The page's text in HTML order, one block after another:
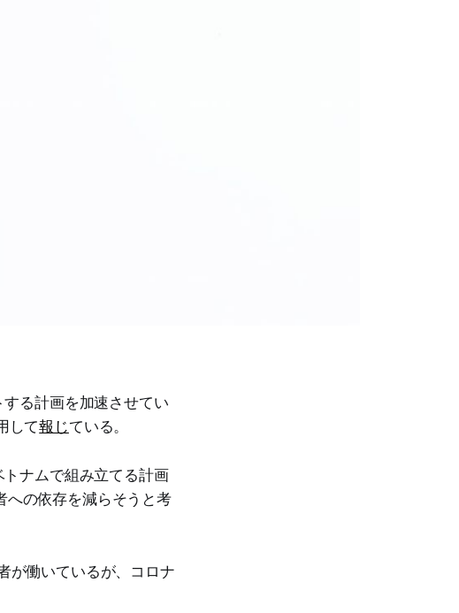
る計画を加速させてい
して報じている。
ナムで組み立てる計画
への依存を減らそうと考
が働いているが、コロナ